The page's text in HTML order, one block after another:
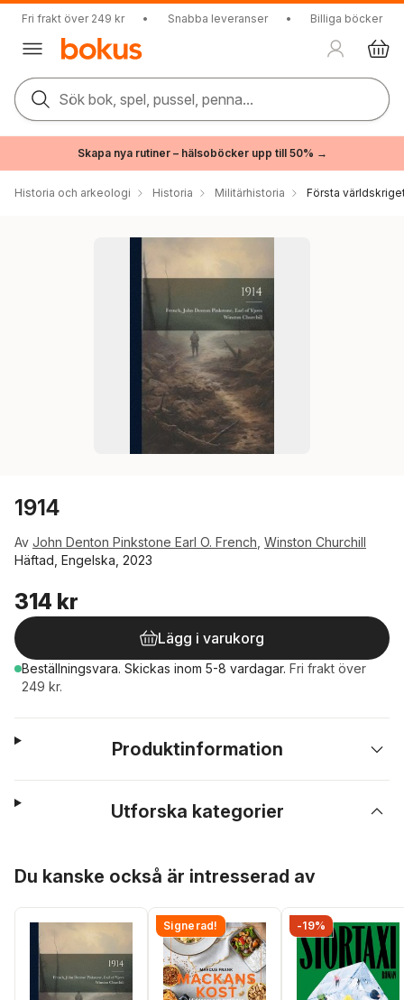
Fri frakt över 249 kr • Snabba leveranser • Billiga böcker
Sök bok, spel, pussel, penna...
Skapa nya rutiner – hälsoböcker upp till 50% →
Historia och arkeologi Historia Militärhistoria Första
1914
Av John Denton Pinkstone Earl O. French Winston Churchill
Häftad, Engelska, 2023
314 kr
Lägg i varukorg
Beställningsvara. Skickas inom 5-8 vardagar. Fri frakt över
249 kr.
Produktinformation
Utforska kategorier
Du kanske också är intresserad av
Signerad! -19%